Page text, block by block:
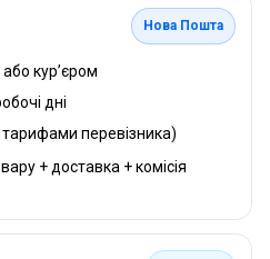
Нова Пошта
кур’єром
дні
тарифами перевізника)
+ доставка + комісія